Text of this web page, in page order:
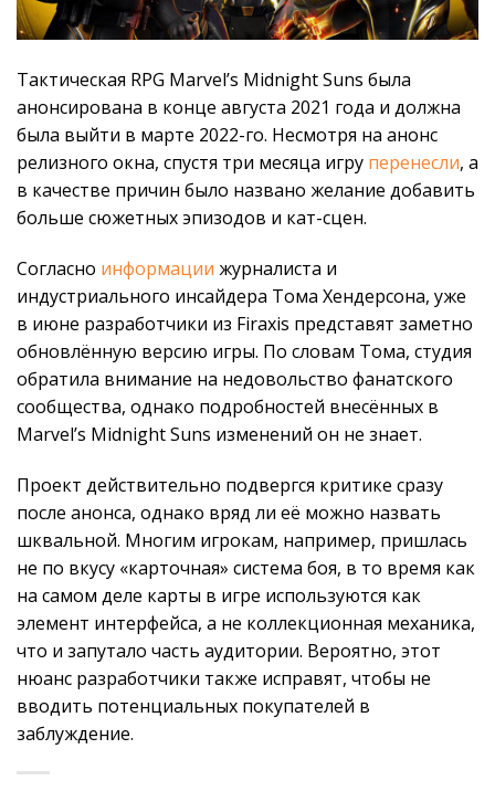
Тактическая RPG Marvel’s Midnight Suns была
анонсирована в конце августа 2021 года и должна
была выйти в марте 2022-го. Несмотря на анонс
релизного окна, спустя три месяца игру перенесли, а
в качестве причин было названо желание добавить
больше сюжетных эпизодов и кат-сцен.
Согласно информации журналиста и
индустриального инсайдера Тома Хендерсона, уже
в июне разработчики из Firaxis представят заметно
обновлённую версию игры. По словам Тома, студия
обратила внимание на недовольство фанатского
сообщества, однако подробностей внесённых в
Marvel’s Midnight Suns изменений он не знает.
Проект действительно подвергся критике сразу
после анонса, однако вряд ли её можно назвать
шквальной. Многим игрокам, например, пришлась
не по вкусу «карточная» система боя, в то время как
на самом деле карты в игре используются как
элемент интерфейса, а не коллекционная механика,
что и запутало часть аудитории. Вероятно, этот
нюанс разработчики также исправят, чтобы не
вводить потенциальных покупателей в
заблуждение.